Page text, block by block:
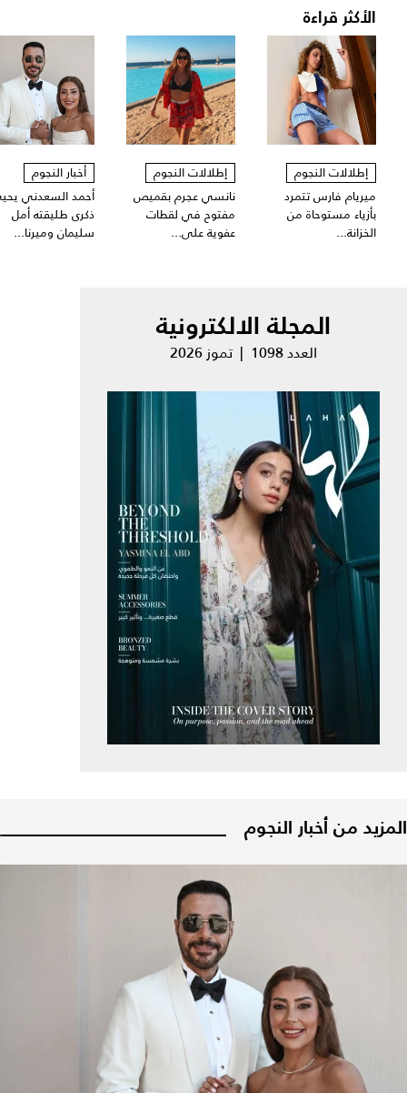
الأكثر قراءة
إطلالات النجوم
ميريام فارس تتمرد
بأزياء مستوحاة من
الخزانة...
إطلالات النجوم
نانسي عجرم بقميص
مفتوح في لقطات
عفوية على...
أخبار النجوم
أحمد السعدني
ذكرى طليقته أمل
سليمان وميرنا...
المجلة الالكترونية
العدد 1098 | تموز 2026
المزيد من أخبار النجوم